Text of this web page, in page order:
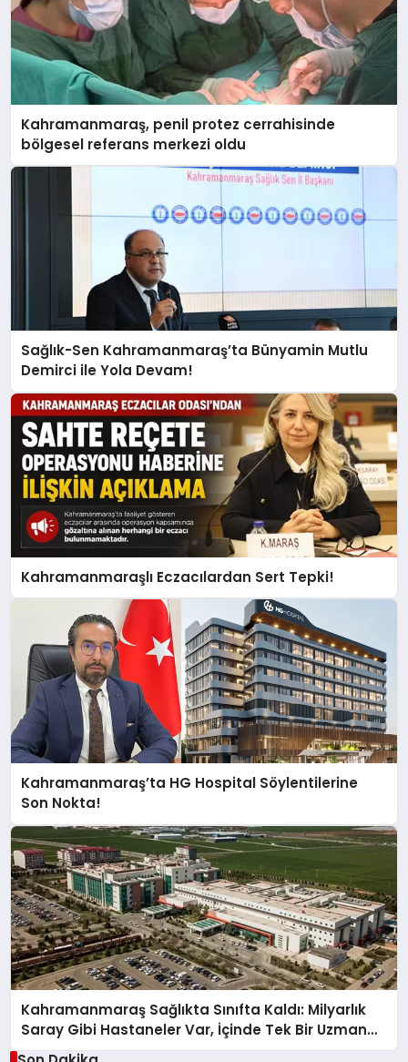
Kahramanmaraş, penil protez cerrahisinde
bölgesel referans merkezi oldu
Sağlık-Sen Kahramanmaraş’ta Bünyamin Mutlu
Demirci ile Yola Devam!
Kahramanmaraşlı Eczacılardan Sert Tepki!
Kahramanmaraş’ta HG Hospital Söylentilerine
Son Nokta!
Kahramanmaraş Sağlıkta Sınıfta Kaldı: Milyarlık
Saray Gibi Hastaneler Var, İçinde Tek Bir Uzman
Doktor Yok!